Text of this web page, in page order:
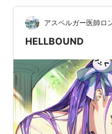
茶店や立食い蕎麦屋が
が、今はカプセルトイ
ている。 ガチャガチャ
アスペルガー医師ロ
HELLBOUND